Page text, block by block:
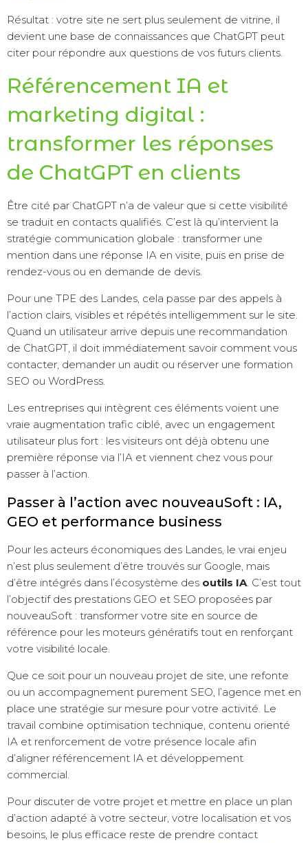
Résultat : votre site ne sert plus seulement de vitrine, il
devient une base de connaissances que ChatGPT peut
citer pour répondre aux questions de vos futurs clients.
Référencement IA et
marketing digital :
transformer les réponses
de ChatGPT en clients
Être cité par ChatGPT n’a de valeur que si cette visibilité
se traduit en contacts qualifiés. C’est là qu’intervient la
stratégie communication globale : transformer une
mention dans une réponse IA en visite, puis en prise de
rendez-vous ou en demande de devis.
Pour une TPE des Landes, cela passe par des appels à
l’action clairs, visibles et répétés intelligemment sur le site.
Quand un utilisateur arrive depuis une recommandation
de ChatGPT, il doit immédiatement savoir comment vous
contacter, demander un audit ou réserver une formation
SEO ou WordPress.
Les entreprises qui intègrent ces éléments voient une
vraie augmentation trafic ciblé, avec un engagement
utilisateur plus fort : les visiteurs ont déjà obtenu une
première réponse via l’IA et viennent chez vous pour
passer à l’action.
Passer à l’action avec nouveauSoft : IA,
GEO et performance business
Pour les acteurs économiques des Landes, le vrai enjeu
n’est plus seulement d’être trouvés sur Google, mais
d’être intégrés dans l’écosystème des outils IA. C’est tout
l’objectif des prestations GEO et SEO proposées par
nouveauSoft : transformer votre site en source de
référence pour les moteurs génératifs tout en renforçant
votre visibilité locale.
Que ce soit pour un nouveau projet de site, une refonte
ou un accompagnement purement SEO, l’agence met en
place une stratégie sur mesure pour votre activité. Le
travail combine optimisation technique, contenu orienté
IA et renforcement de votre présence locale afin
d’aligner référencement IA et développement
commercial.
Pour discuter de votre projet et mettre en place un plan
d’action adapté à votre secteur, votre localisation et vos
besoins, le plus efficace reste de prendre contact